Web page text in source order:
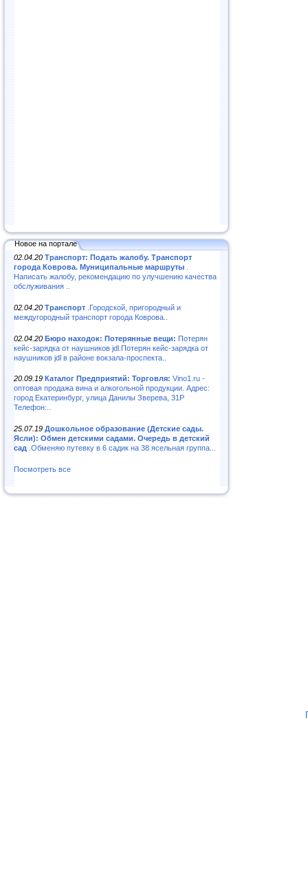
Новое на портале
02.04.20 Транспорт: Подать жалобу. Транспорт
города Коврова. Муниципальные маршруты
Написать жалобу, рекомендацию по улучшению качества
обслуживания ..
02.04.20 Транспорт .Городской, пригородный и
междугородный транспорт города Коврова..
02.04.20 Бюро находок: Потерянные вещи: Потерян
кейс-зарядка от наушников jdl.Потерян кейс-зарядка от
наушников jdl в районе вокзала-проспекта..
20.09.19 Каталог Предприятий: Торговля: Vino1.ru -
оптовая продажа вина и алкогольной продукции. Адрес:
город Екатеринбург, улица Данилы Зверева, 31Р
Телефон:..
25.07.19 Дошкольное образование (Детские сады.
Ясли): Обмен детскими садами. Очередь в детский
сад .Обменяю путевку в 6 садик на 38 ясельная группа...
Посмотреть все